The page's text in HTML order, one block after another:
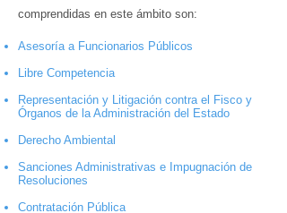
comprendidas en este ámbito son:
Asesoría a Funcionarios Públicos
Libre Competencia
Representación y Litigación contra el Fisco y
Órganos de la Administración del Estado
Derecho Ambiental
Sanciones Administrativas e Impugnación de
Resoluciones
Contratación Pública